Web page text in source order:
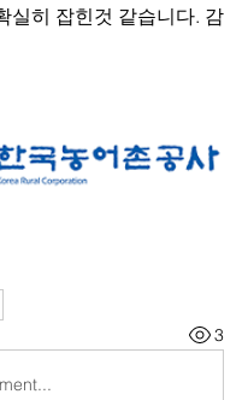
실히 잡힌것 같습니다. 감
3